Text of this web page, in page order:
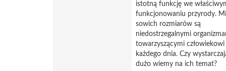
istotną funkcję we
funkcjonowaniu przyrody.
sowich rozmiarów są
niedostrzegalnymi
towarzyszącymi człowiekowi
każdego dnia. Czy
dużo wiemy na ich temat?